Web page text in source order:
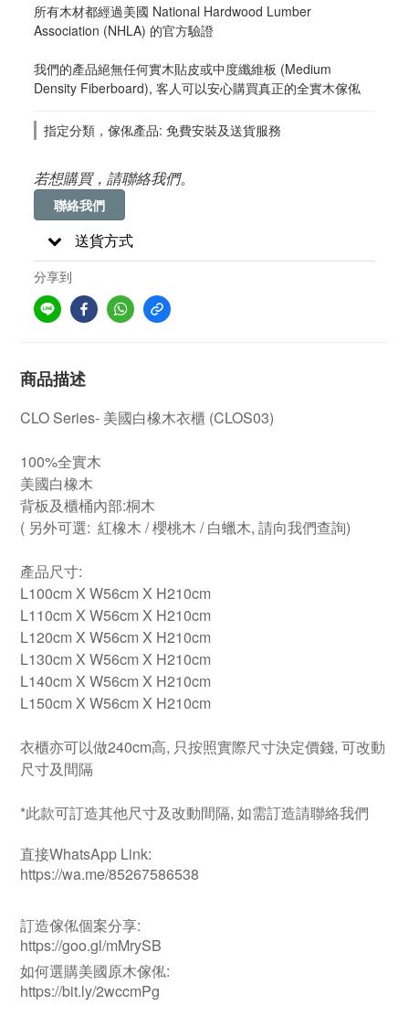
所有木材都經過美國 National Hardwood Lumber
Association (NHLA) 的官方驗證
我們的產品絕無任何實木貼皮或中度纖維板 (Medium
Density Fiberboard), 客人可以安心購買真正的全實木傢俬
指定分類，傢俬產品: 免費安裝及送貨服務
若想購買，請聯絡我們。
聯絡我們
送貨方式
分享到
商品描述
CLO Series- 美國白橡木衣櫃 (CLOS03)
100%全實木
美國白橡木
背板及櫃桶內部:桐木
( 另外可選: 紅橡木 / 櫻桃木 / 白蠟木, 請向我們查詢)
產品尺寸:
L100cm X W56cm X H210cm
L110cm X W56cm X H210cm
L120cm X W56cm X H210cm
L130cm X W56cm X H210cm
L140cm X W56cm X H210cm
L150cm X W56cm X H210cm
衣櫃亦可以做240cm高, 只按照實際尺寸決定價錢, 可改動
尺寸及間隔
*此款可訂造其他尺寸及改動間隔, 如需訂造請聯絡我們
直接WhatsApp Link:
https://wa.me/85267586538
訂造傢俬個案分享:
https://goo.gl/mMrySB
如何選購美國原木傢俬:
https://bit.ly/2wccmPg